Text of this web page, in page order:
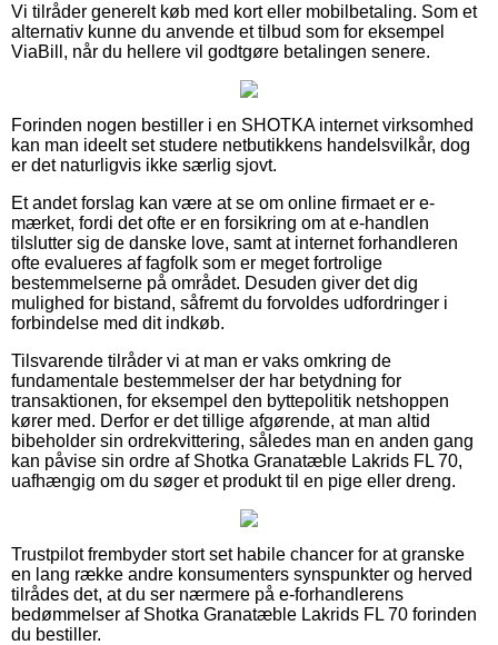
Vi tilråder generelt køb med kort eller mobilbetaling. Som et
alternativ kunne du anvende et tilbud som for eksempel
ViaBill, når du hellere vil godtgøre betalingen senere.
Forinden nogen bestiller i en SHOTKA internet virksomhed
kan man ideelt set studere netbutikkens handelsvilkår, dog
er det naturligvis ikke særlig sjovt.
Et andet forslag kan være at se om online firmaet er e-
mærket, fordi det ofte er en forsikring om at e-handlen
tilslutter sig de danske love, samt at internet forhandleren
ofte evalueres af fagfolk som er meget fortrolige
bestemmelserne på området. Desuden giver det dig
mulighed for bistand, såfremt du forvoldes udfordringer i
forbindelse med dit indkøb.
Tilsvarende tilråder vi at man er vaks omkring de
fundamentale bestemmelser der har betydning for
transaktionen, for eksempel den byttepolitik netshoppen
kører med. Derfor er det tillige afgørende, at man altid
bibeholder sin ordrekvittering, således man en anden gang
kan påvise sin ordre af Shotka Granatæble Lakrids FL 70,
uafhængig om du søger et produkt til en pige eller dreng.
Trustpilot frembyder stort set habile chancer for at granske
en lang række andre konsumenters synspunkter og herved
tilrådes det, at du ser nærmere på e-forhandlerens
bedømmelser af Shotka Granatæble Lakrids FL 70 forinden
du bestiller.